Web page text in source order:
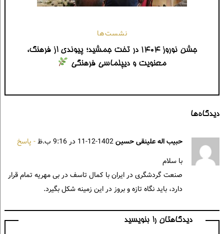
نشست‌‌ها
جشن نوروز ۱۴۰۴ در تخت جمشید؛ پیوندی از فرهنگ،
معنویت و دیپلماسی فرهنگی
دیدگاه‌ها
حبیب اله علینقی حسین1402-12-11 در 9:16 ب.ظ
پاسخ
با سلام
صنعت گردشگری در ایران با کمال تاسف در بی مهریه تمام قرار
دارد، باید نگاه تازه و بروز در این زمینه شکل بگیرد.
دیدگاهتان را بنویسید